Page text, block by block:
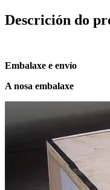
Descrición do
Embalaxe e envío
A nosa embalaxe